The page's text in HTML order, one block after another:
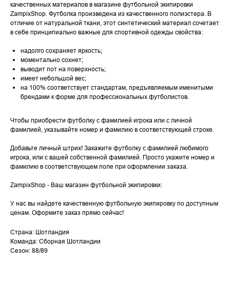
качественных материалов в магазине футбольной экипировки
ZampixShop. Футболка произведена из качественного полиэстера. В
отличие от натуральной ткани, этот синтетический материал сочетает
в себе принципиально важные для спортивной одежды свойства:
надолго сохраняет яркость;
моментально сохнет;
выводит пот на поверхность;
имеет небольшой вес;
на 100% соответствует стандартам, предъявляемым именитыми
брендами к форме для профессиональных футболистов.
Чтобы приобрести футболку с фамилией игрока или с личной
фамилией, указывайте номер и фамилию в соответствующей строке.
Добавьте личный штрих! Закажите футболку с фамилией любимого
игрока, или с вашей собственной фамилией. Просто укажите номер и
фамилию в соответствующем поле при оформлении заказа.
ZampixShop - Ваш магазин футбольной экипировки:
У нас вы найдете качественную футбольную экипировку по доступным
ценам. Оформите заказ прямо сейчас!
Страна: Шотландия
Команда: Сборная Шотландии
Сезон: 88/89